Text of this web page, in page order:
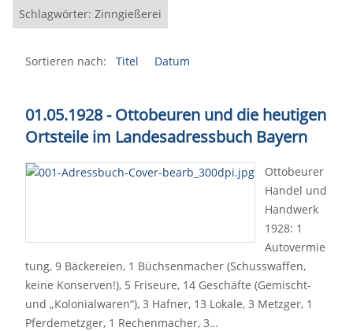
Schlagwörter: Zinngießerei
Sortieren nach: Titel Datum
01.05.1928 - Ottobeuren und die heutigen
Ortsteile im Landesadressbuch Bayern
Ottobeurer
Handel und
Handwerk
1928: 1
Autovermie
tung, 9 Bäckereien, 1 Büchsenmacher (Schusswaffen,
keine Konserven!), 5 Friseure, 14 Geschäfte (Gemischt-
und „Kolonialwaren“), 3 Hafner, 13 Lokale, 3 Metzger, 1
Pferdemetzger, 1 Rechenmacher, 3…